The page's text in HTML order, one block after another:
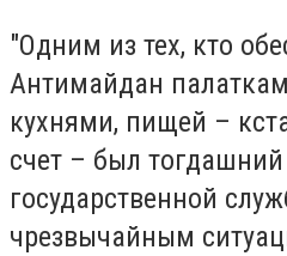
"Одним из тех, кто
Антимайдан
кухнями, пищей –
счет – был тогдашний
государственной
чрезвычайным